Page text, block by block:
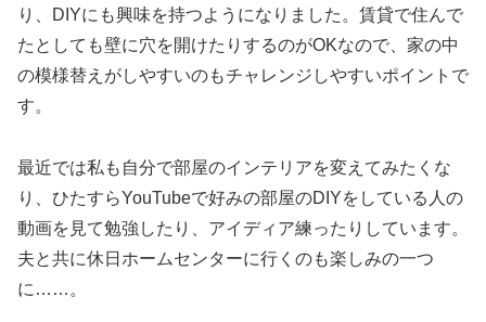
り、DIYにも興味を持つようになりました。賃貸で住んで
たとしても壁に穴を開けたりするのがOKなので、家の中
の模様替えがしやすいのもチャレンジしやすいポイントで
す。
最近では私も自分で部屋のインテリアを変えてみたくな
り、ひたすらYouTubeで好みの部屋のDIYをしている人の
動画を見て勉強したり、アイディア練ったりしています。
夫と共に休日ホームセンターに行くのも楽しみの一つ
に……。